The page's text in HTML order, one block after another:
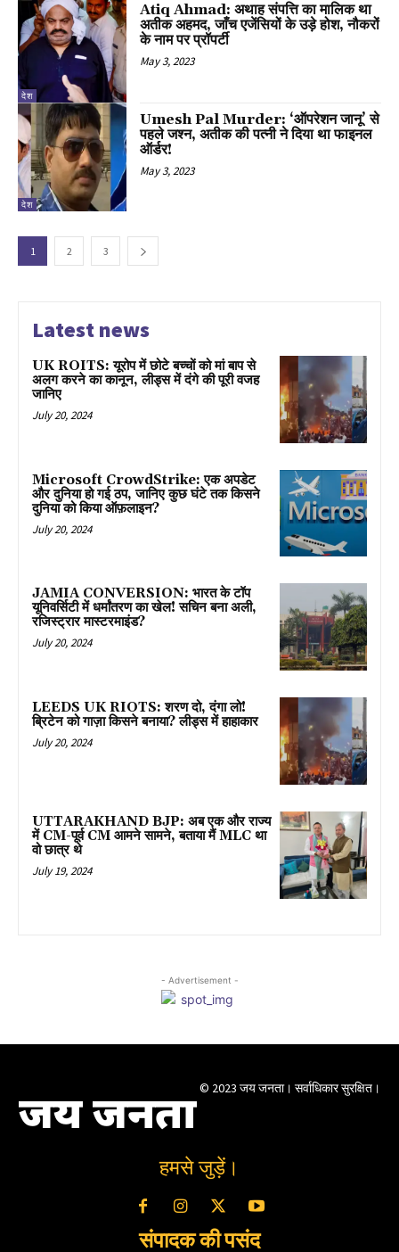
देश
Atiq Ahmad: अथाह संपत्ति का मालिक था
अतीक अहमद, जाँच एजेंसियों के उड़े होश, नौकरों
के नाम पर प्रॉपर्टी
May 3, 2023
देश
Umesh Pal Murder: ‘ऑपरेशन जानू’ से
पहले जश्न, अतीक की पत्नी ने दिया था फाइनल
ऑर्डर!
May 3, 2023
1 2 3
Latest news
UK ROITS: यूरोप में छोटे बच्चों को मां बाप से
अलग करने का कानून, लीड्स में दंगे की पूरी वजह
जानिए
July 20, 2024
Microsoft CrowdStrike: एक अपडेट
और दुनिया हो गई ठप, जानिए कुछ घंटे तक किसने
दुनिया को किया ऑफ़लाइन?
July 20, 2024
JAMIA CONVERSION: भारत के टॉप
यूनिवर्सिटी में धर्मांतरण का खेल! सचिन बना अली,
रजिस्ट्रार मास्टरमाइंड?
July 20, 2024
LEEDS UK RIOTS: शरण दो, दंगा लो!
ब्रिटेन को गाज़ा किसने बनाया? लीड्स में हाहाकार
July 20, 2024
UTTARAKHAND BJP: अब एक और राज्य
में CM-पूर्व CM आमने सामने, बताया मैं MLC था
वो छात्र थे
July 19, 2024
- Advertisement -
जय जनता © 2023 जय जनता। सर्वाधिकार सुरक्षित।
हमसे जुड़ें।
संपादक की पसंद